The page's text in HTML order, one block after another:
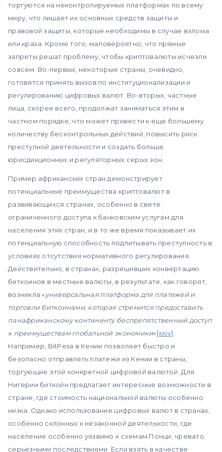
торгуются на неконтролируемых платформах по всему
миру, что лишает их основных средств защиты и
правовой защиты, которые необходимы в случае взлома
или краха. Кроме того, маловероятно, что прямые
запреты решат проблему, чтобы криптовалюты исчезли
совсем. Во-первых, некоторые страны, очевидно,
готовятся принять вызов по институционализации и
регулированию цифровых валют. Во-вторых, частные
лица, скорее всего, продолжат заниматься этим в
частном порядке, что может привести к еще большему
количеству бесконтрольных действий, повысить риск
преступной деятельности и создать больше
юрисдикционных и регуляторных серых зон.
Пример африканских стран демонстрирует
потенциальные преимущества криптовалют в
развивающихся странах, особенно в свете
ограниченного доступа к банковским услугам для
населения этих стран, и в то же время показывает их
потенциальную способность подпитывать преступность в
условиях отсутствия нормативного регулирования.
Действительно, в странах, разрешивших конвертацию
биткоинов в местные валюты, в результате, как говорят,
возникла «универсальная платформа для платежей и
торговли биткоинами, которая стремится предоставить
панафриканскому континенту беспрепятственный доступ
к преимуществам глобальной экономики»[xxiv]
Например, BitPesa в Кении позволяет быстро и
безопасно отправлять платежи из Кении в страны,
торгующие этой конкретной цифровой валютой. Для
Нигерии биткойн предлагает интересные возможности в
стране, где стоимость национальной валюты особенно
низка. Однако использование цифровых валют в странах,
особенно склонных к незаконной деятельности, где
население особенно уязвимо к схемам Понци, чревато
серьезными последствиями. Если взять в качестве